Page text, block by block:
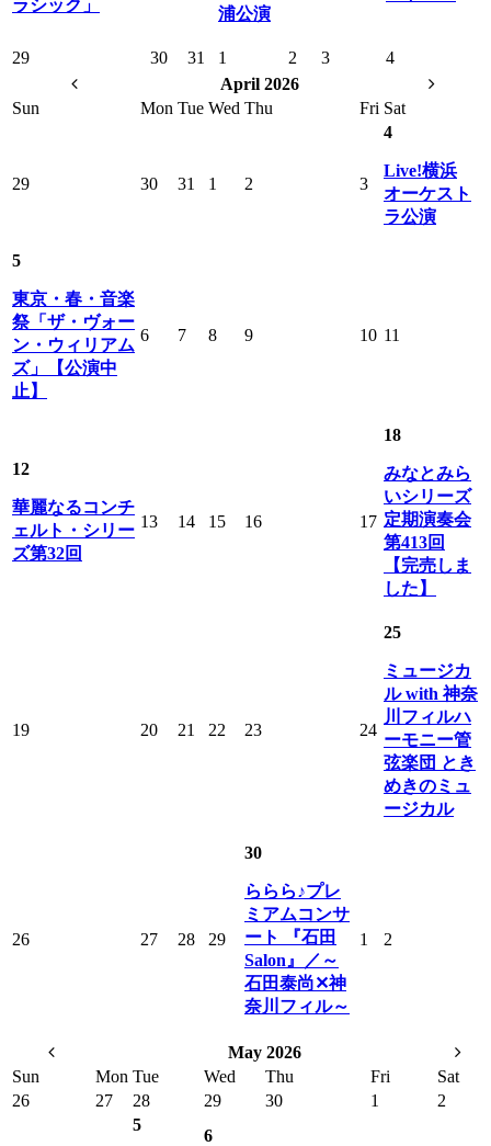
ラシック」
浦公演
29 30 31 1 2 3
4
April 2026
Sun
Mon Tue Wed Thu Fri Sat
29 30 31 1 2 3
4
Live!横浜
オーケスト
ラ公演
5
東京・春・音楽
祭「ザ・ヴォー
ン・ウィリアム
ズ」【公演中
止】
6 7 8 9 10 11
12
華麗なるコンチ
ェルト・シリー
ズ第32回
13 14 15 16 17
18
みなとみら
いシリーズ
定期演奏会
第413回
【完売しま
した】
19 20 21 22 23 24
25
ミュージカ
ル with 神奈
川フィルハ
ーモニー管
弦楽団 とき
めきのミュ
ージカル
26 27 28 29
30
ららら♪プレ
ミアムコンサ
ート 『石田
Salon』／～
石田泰尚✕神
奈川フィル～
1 2
May 2026
Sun
Mon Tue Wed Thu Fri
Sat
26
27 28 29 30 1 2
5
6